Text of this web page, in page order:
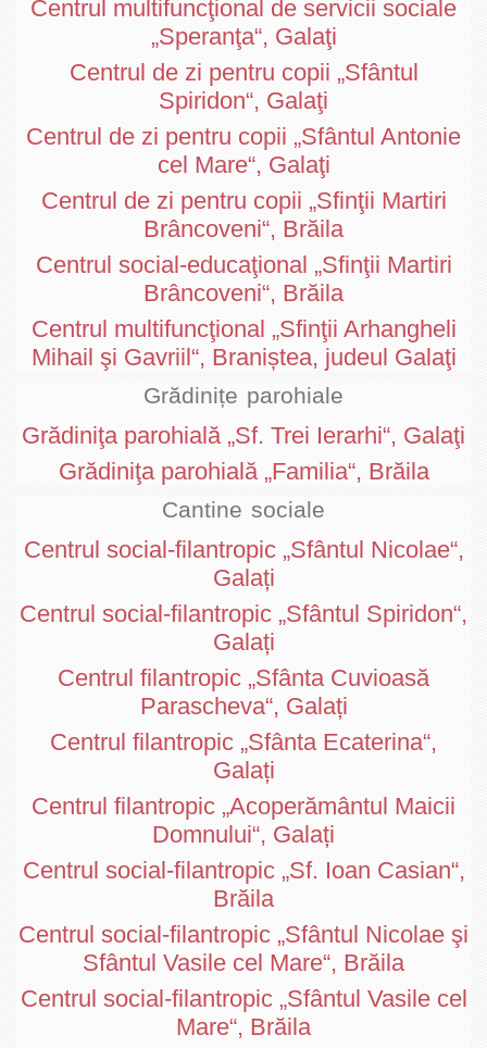
Centrul multifuncţional de servicii sociale
„Speranţa“, Galaţi
Centrul de zi pentru copii „Sfântul
Spiridon“, Galaţi
Centrul de zi pentru copii „Sfântul Antonie
cel Mare“, Galaţi
Centrul de zi pentru copii „Sfinţii Martiri
Brâncoveni“, Brăila
Centrul social-educaţional „Sfinţii Martiri
Brâncoveni“, Brăila
Centrul multifuncţional „Sfinţii Arhangheli
Mihail şi Gavriil“, Braniștea, judeul Galaţi
Grădinițe parohiale
Grădiniţa parohială „Sf. Trei Ierarhi“, Galaţi
Grădiniţa parohială „Familia“, Brăila
Cantine sociale
Centrul social-filantropic „Sfântul Nicolae“,
Galați
Centrul social-filantropic „Sfântul Spiridon“,
Galați
Centrul filantropic „Sfânta Cuvioasă
Parascheva“, Galați
Centrul filantropic „Sfânta Ecaterina“,
Galați
Centrul filantropic „Acoperământul Maicii
Domnului“, Galați
Centrul social-filantropic „Sf. Ioan Casian“,
Brăila
Centrul social-filantropic „Sfântul Nicolae şi
Sfântul Vasile cel Mare“, Brăila
Centrul social-filantropic „Sfântul Vasile cel
Mare“, Brăila